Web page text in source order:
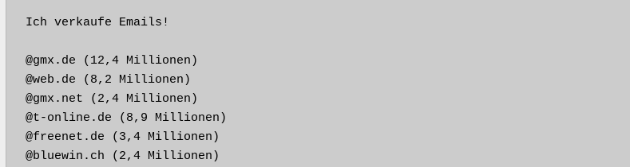
Ich verkaufe Emails!
@gmx.de (12,4 Millionen)
@web.de (8,2 Millionen)
@gmx.net (2,4 Millionen)
@t-online.de (8,9 Millionen)
@freenet.de (3,4 Millionen)
@bluewin.ch (2,4 Millionen)